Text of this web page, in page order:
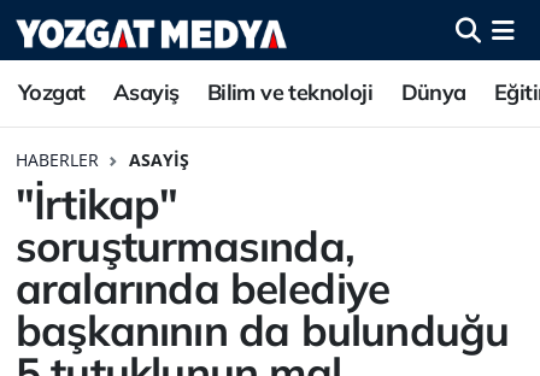
Yozgat Asayiş Bilim ve teknoloji Dünya
HABERLER ASAYIŞ
"İrtikap"
soruşturmasında,
aralarında belediye
başkanının da bulunduğu